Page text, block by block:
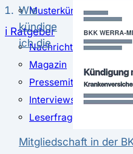
Musterkündigung
ℹ Ratgeber
Nachrichten
Magazin
Pressemitteilungen
Interviews
Leserfragen
Wie
kündige
ich die
Mitgliedschaft in der